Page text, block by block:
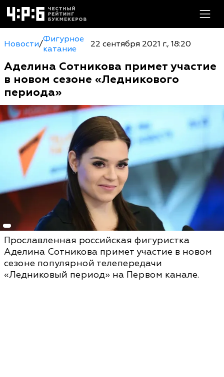
Новости/Фигурное
катание
22 сентября 2021 г., 18:20
Аделина Сотникова примет участие
в новом сезоне «Ледникового
периода»
Прославленная российская фигуристка
Аделина Сотникова примет участие в новом
сезоне популярной телепередачи
«Ледниковый период» на Первом канале.